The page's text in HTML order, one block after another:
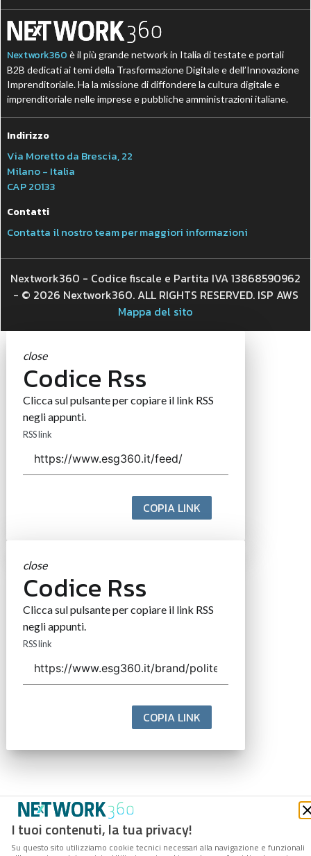
I tuoi contenuti, la tua privacy!
Su questo sito utilizziamo cookie tecnici necessari alla navigazione e funzionali
Nextwork360 è il più grande network in Italia di testate e portali
B2B dedicati ai temi della Trasformazione Digitale e dell’Innovazione
Imprenditoriale. Ha la missione di diffondere la cultura digitale e
imprenditoriale nelle imprese e pubbliche amministrazioni italiane.
Indirizzo
Via Moretto da Brescia, 22
Milano - Italia
CAP 20133
Contatti
Contatta il nostro team per maggiori informazioni
Nextwork360 - Codice fiscale e Partita IVA 13868590962
- © 2026 Nextwork360. ALL RIGHTS RESERVED. ISP AWS
Mappa del sito
close
Codice Rss
Clicca sul pulsante per copiare il link RSS
negli appunti.
RSS link
COPIA LINK
close
Codice Rss
Clicca sul pulsante per copiare il link RSS
negli appunti.
RSS link
COPIA LINK